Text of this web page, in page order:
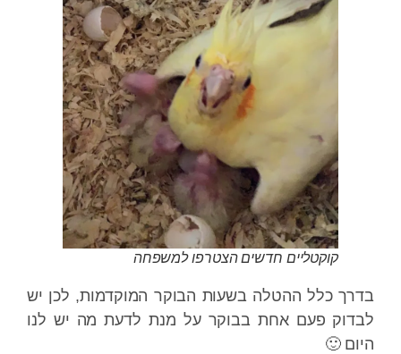
קוקטליים חדשים הצטרפו למשפחה
כלל ההטלה בשעות הבוקר המוקדמות, לכן יש
פעם אחת בבוקר על מנת לדעת מה יש לנו
🙂